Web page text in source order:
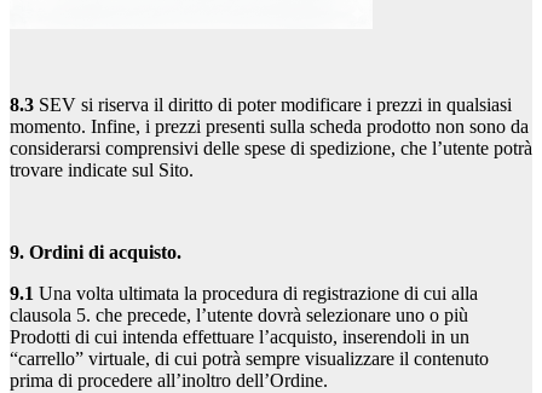
8.3 SEV si riserva il diritto di poter modificare i prezzi in qualsiasi
momento. Infine, i prezzi presenti sulla scheda prodotto non sono da
considerarsi comprensivi delle spese di spedizione, che l’utente potrà
trovare indicate sul Sito.
9. Ordini di acquisto.
9.1 Una volta ultimata la procedura di registrazione di cui alla
clausola 5. che precede, l’utente dovrà selezionare uno o più
Prodotti di cui intenda effettuare l’acquisto, inserendoli in un
“carrello” virtuale, di cui potrà sempre visualizzare il contenuto
prima di procedere all’inoltro dell’Ordine.